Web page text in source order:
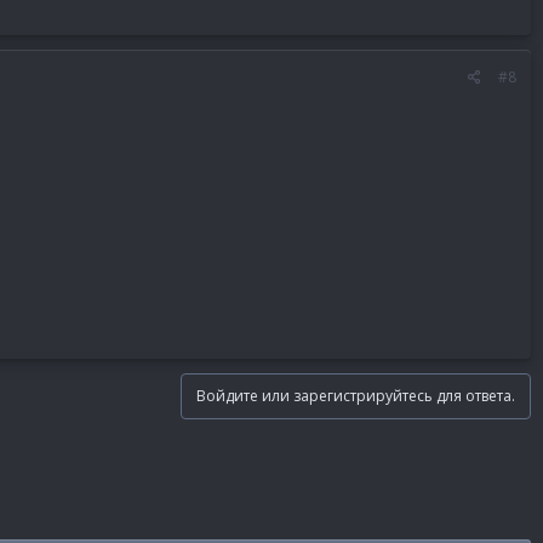
#8
Войдите или зарегистрируйтесь для ответа.